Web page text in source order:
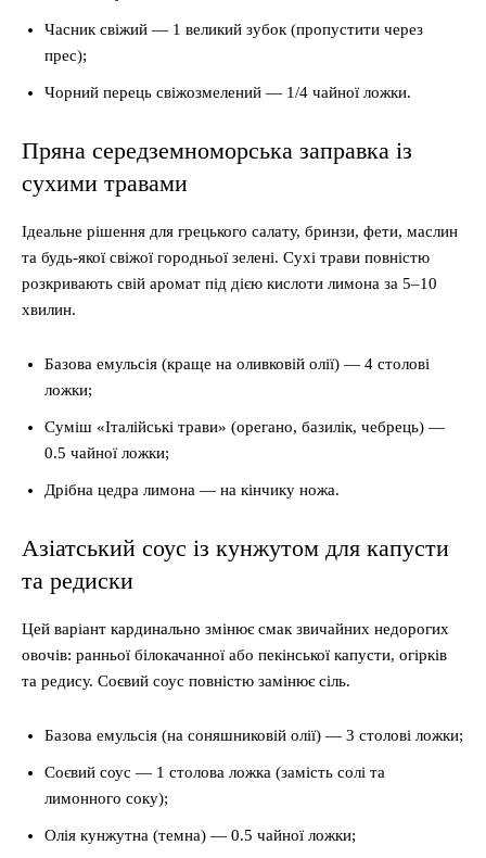
Часник свіжий — 1 великий зубок (пропустити через
прес);
Чорний перець свіжозмелений — 1/4 чайної ложки.
Пряна середземноморська заправка із
сухими травами
Ідеальне рішення для грецького салату, бринзи, фети, маслин
та будь-якої свіжої городньої зелені. Сухі трави повністю
розкривають свій аромат під дією кислоти лимона за 5–10
хвилин.
Базова емульсія (краще на оливковій олії) — 4 столові
ложки;
Суміш «Італійські трави» (орегано, базилік, чебрець) —
0.5 чайної ложки;
Дрібна цедра лимона — на кінчику ножа.
Азіатський соус із кунжутом для капусти
та редиски
Цей варіант кардинально змінює смак звичайних недорогих
овочів: ранньої білокачанної або пекінської капусти, огірків
та редису. Соєвий соус повністю замінює сіль.
Базова емульсія (на соняшниковій олії) — 3 столові ложки;
Соєвий соус — 1 столова ложка (замість солі та
лимонного соку);
Олія кунжутна (темна) — 0.5 чайної ложки;